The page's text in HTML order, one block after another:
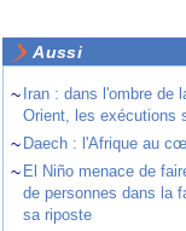
Aussi
~ Iran : dans l'ombre de
Orient, les exécutions
~ Daech : l'Afrique au
~ El Niño menace de
de personnes dans la
sa riposte